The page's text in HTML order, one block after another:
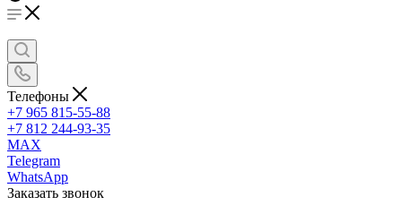
Телефоны
+7 965 815-55-88
+7 812 244-93-35
MAX
Telegram
WhatsApp
Заказать звонок